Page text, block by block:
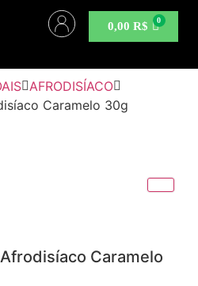
0,00R$
AFRODISÍACO
Caramelo 30g
Caramelo